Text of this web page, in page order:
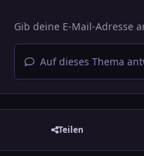
Auf dieses Thema
Teilen